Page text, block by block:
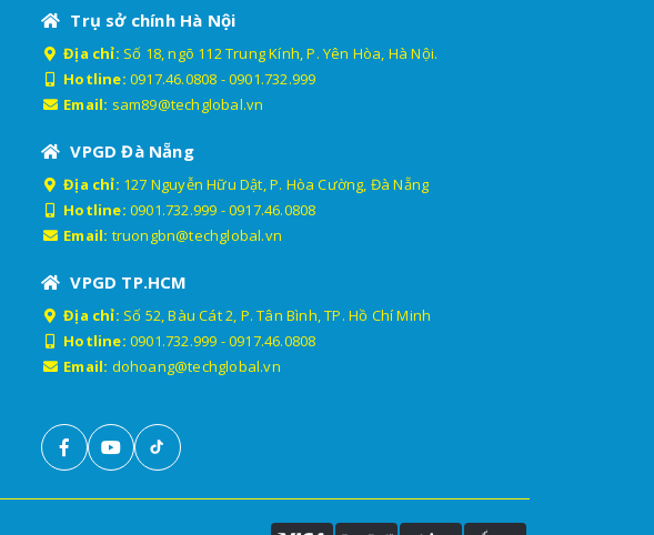
Trụ sở chính Hà Nội
Địa chỉ: Số 18, ngõ 112 Trung Kính, P. Yên Hòa, Hà Nội.
Hotline: 0917.46.0808 -0901.732.999
Email: sam89@techglobal.vn
VPGD Đà Nẵng
Địa chỉ: 127 Nguyễn Hữu Dật, P. Hòa Cường, Đà Nẵng
Hotline: 0901.732.999 -0917.46.0808
Email: truongbn@techglobal.vn
VPGD TP.HCM
Địa chỉ: Số 52, Bàu Cát 2, P. Tân Bình, TP. Hồ Chí Minh
Hotline: 0901.732.999 -0917.46.0808
Email: dohoang@techglobal.vn